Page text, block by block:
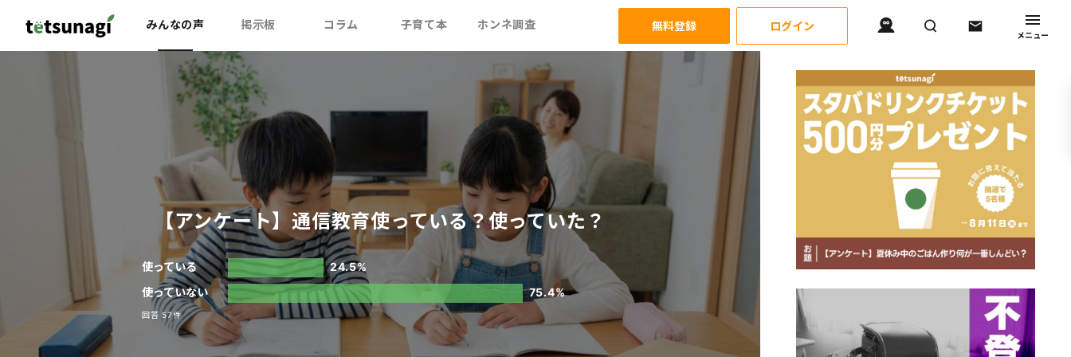
みんなの声 掲示板 コラム 子育て本 ホンネ調査 無料登録 ログイン
メニュー
【アンケート】通信教育使っている？使っていた？
使っている
24.5%
使っていない
75.4%
回答 57件